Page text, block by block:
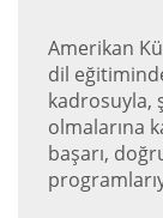
Amerikan
dil
kadrosuyla,
olmalarına
başarı,